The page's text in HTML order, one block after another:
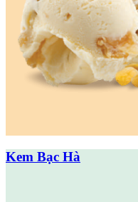
Kem Bạc Hà